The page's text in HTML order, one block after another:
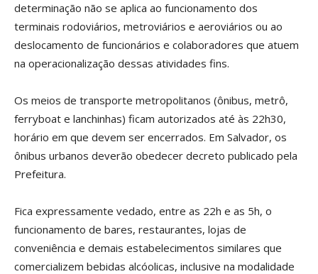
determinação não se aplica ao funcionamento dos
terminais rodoviários, metroviários e aeroviários ou ao
deslocamento de funcionários e colaboradores que atuem
na operacionalização dessas atividades fins.
Os meios de transporte metropolitanos (ônibus, metrô,
ferryboat e lanchinhas) ficam autorizados até às 22h30,
horário em que devem ser encerrados. Em Salvador, os
ônibus urbanos deverão obedecer decreto publicado pela
Prefeitura.
Fica expressamente vedado, entre as 22h e as 5h, o
funcionamento de bares, restaurantes, lojas de
conveniência e demais estabelecimentos similares que
comercializem bebidas alcóolicas, inclusive na modalidade